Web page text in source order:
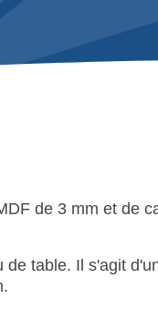
de 3 mm et de
table. Il s'agit